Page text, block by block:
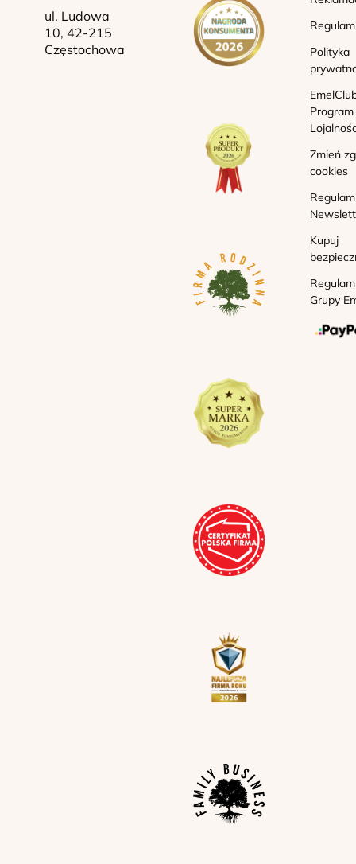
ul. Ludowa
10, 42-215
Częstochowa
Polityka
Program
Zmień
cookies
Kupuj
Grupy